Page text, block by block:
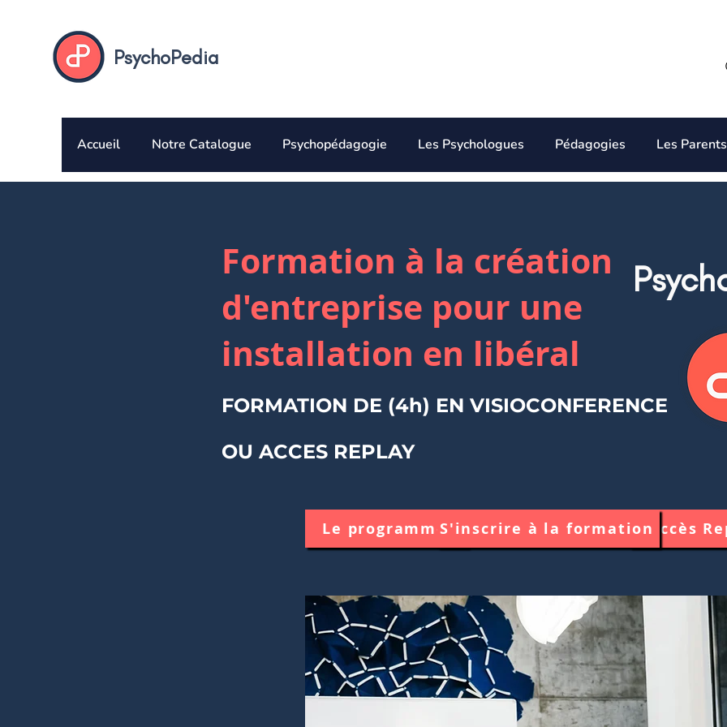
PsychoPedia
Accueil Notre Catalogue Psychopédagogie Les Psychologues Pédagogies Les Parents
Formation à la création
d'entreprise pour une
installation en libéral
FORMATION DE (4h) EN VISIOCONFERENCE
OU ACCES REPLAY
Le programme Accès
S'inscrire à la formation